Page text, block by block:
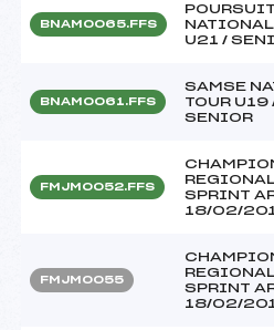
BNAM0065.FFS
NATIONAL
U21 /
BNAM0061.FFS
SAMSE
TOUR U19
SENIOR
FMJM0052.FFS
SPRINT
18/02/
FMJM0055
SPRINT
18/02/